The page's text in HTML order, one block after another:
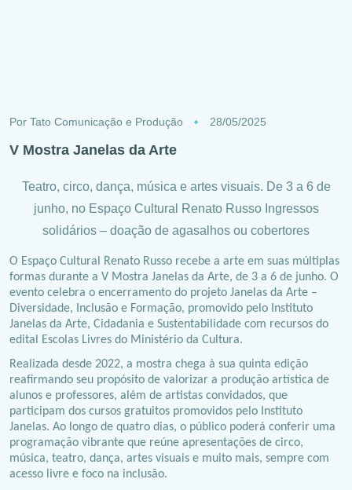
Por Tato Comunicação e Produção 28/05/2025
V Mostra Janelas da Arte
Teatro, circo, dança, música e artes visuais. De 3 a 6 de
junho, no Espaço Cultural Renato Russo Ingressos
solidários – doação de agasalhos ou cobertores
O Espaço Cultural Renato Russo recebe a arte em suas múltiplas
formas durante a V Mostra Janelas da Arte, de 3 a 6 de junho. O
evento celebra o encerramento do projeto Janelas da Arte –
Diversidade, Inclusão e Formação, promovido pelo Instituto
Janelas da Arte, Cidadania e Sustentabilidade com recursos do
edital Escolas Livres do Ministério da Cultura.
Realizada desde 2022, a mostra chega à sua quinta edição
reafirmando seu propósito de valorizar a produção artística de
alunos e professores, além de artistas convidados, que
participam dos cursos gratuitos promovidos pelo Instituto
Janelas. Ao longo de quatro dias, o público poderá conferir uma
programação vibrante que reúne apresentações de circo,
música, teatro, dança, artes visuais e muito mais, sempre com
acesso livre e foco na inclusão.